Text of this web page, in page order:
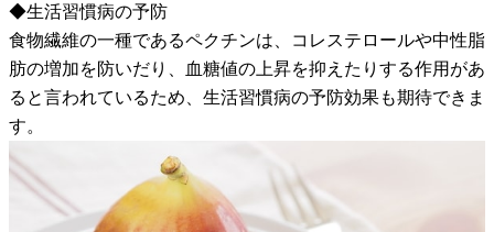
◆生活習慣病の予防
食物繊維の一種であるペクチンは、コレステロールや中性脂
肪の増加を防いだり、血糖値の上昇を抑えたりする作用があ
ると言われているため、生活習慣病の予防効果も期待できま
す。